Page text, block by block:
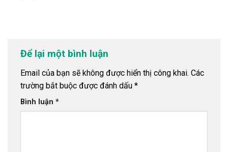
Để lại một bình luận
Email của bạn sẽ không được hiển thị công khai. Các
trường bắt buộc được đánh dấu *
Bình luận *